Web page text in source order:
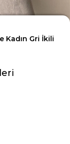
Kadın Gri İkili